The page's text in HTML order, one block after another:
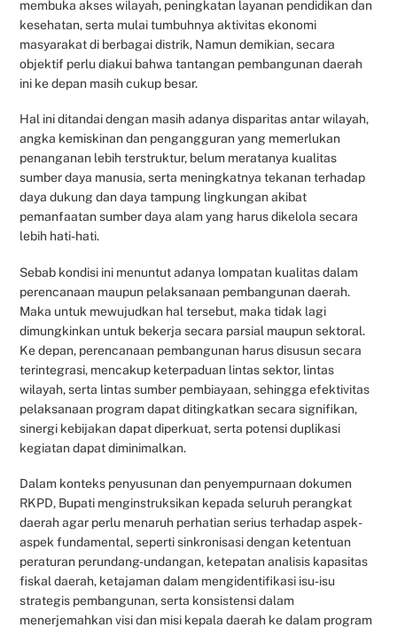
membuka akses wilayah, peningkatan layanan pendidikan dan
kesehatan, serta mulai tumbuhnya aktivitas ekonomi
masyarakat di berbagai distrik, Namun demikian, secara
objektif perlu diakui bahwa tantangan pembangunan daerah
ini ke depan masih cukup besar.
Hal ini ditandai dengan masih adanya disparitas antar wilayah,
angka kemiskinan dan pengangguran yang memerlukan
penanganan lebih terstruktur, belum meratanya kualitas
sumber daya manusia, serta meningkatnya tekanan terhadap
daya dukung dan daya tampung lingkungan akibat
pemanfaatan sumber daya alam yang harus dikelola secara
lebih hati-hati.
Sebab kondisi ini menuntut adanya lompatan kualitas dalam
perencanaan maupun pelaksanaan pembangunan daerah.
Maka untuk mewujudkan hal tersebut, maka tidak lagi
dimungkinkan untuk bekerja secara parsial maupun sektoral.
Ke depan, perencanaan pembangunan harus disusun secara
terintegrasi, mencakup keterpaduan lintas sektor, lintas
wilayah, serta lintas sumber pembiayaan, sehingga efektivitas
pelaksanaan program dapat ditingkatkan secara signifikan,
sinergi kebijakan dapat diperkuat, serta potensi duplikasi
kegiatan dapat diminimalkan.
Dalam konteks penyusunan dan penyempurnaan dokumen
RKPD, Bupati menginstruksikan kepada seluruh perangkat
daerah agar perlu menaruh perhatian serius terhadap aspek-
aspek fundamental, seperti sinkronisasi dengan ketentuan
peraturan perundang-undangan, ketepatan analisis kapasitas
fiskal daerah, ketajaman dalam mengidentifikasi isu-isu
strategis pembangunan, serta konsistensi dalam
menerjemahkan visi dan misi kepala daerah ke dalam program